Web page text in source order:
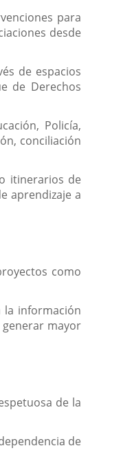
para
desde
de espacios
de Derechos
Policía,
conciliación
itinerarios de
aprendizaje a
como
la información
mayor
de la
de